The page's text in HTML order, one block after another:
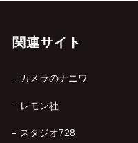
関連サイト
カメラのナニワ
レモン社
スタジオ728